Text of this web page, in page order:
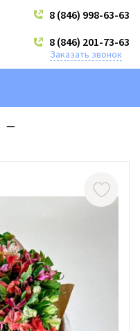
8 (846) 998-63-63
8 (846) 201-73-63
Заказать звонок